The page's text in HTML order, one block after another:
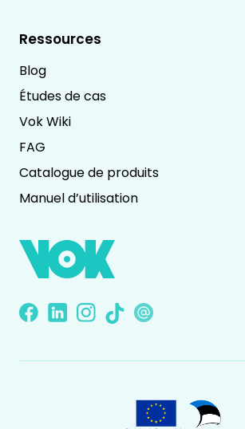
Ressources
Blog
Études de cas
Vok Wiki
FAG
Catalogue de produits
Manuel d’utilisation